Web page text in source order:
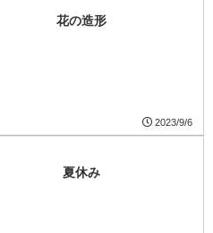
花の造形
2023/9/6
夏休み